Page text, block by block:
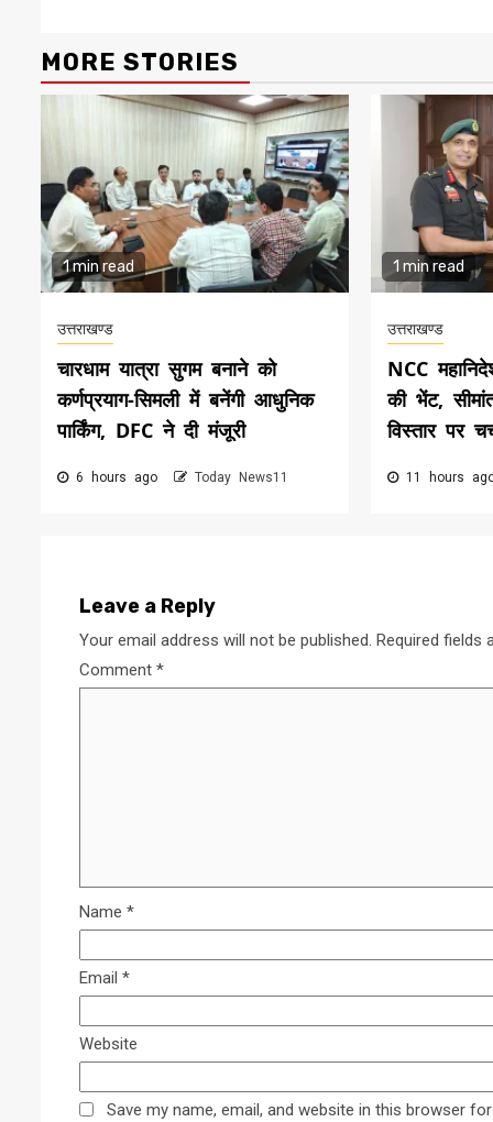
MORE STORIES
1 min read
उत्तराखण्ड
चारधाम यात्रा सुगम बनाने को
कर्णप्रयाग-सिमली में बनेंगी आधुनिक
पार्किंग, DFC ने दी मंजूरी
6 hours ago Today News11
1 min read
उत्तराखण्ड
NCC
की भेंट,
विस्तार पर
11 hours
Leave a Reply
Your email address will not be published. Required fields
Comment *
Name *
Email *
Website
Save my name, email, and website in this browser